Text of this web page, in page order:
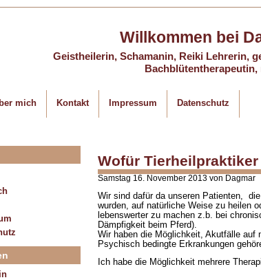
Willkommen bei
Geistheilerin, Schamanin, Reiki Lehrerin,
mich Kontakt Impressum Datenschutz
Wofür Tierheilpraktiker
Samstag 16. November 2013 von Dagmar
Wir sind dafür da unseren Patienten,
wurden, auf natürliche Weise zu heilen
lebenswerter zu machen z.b. bei
Dämpfigkeit beim Pferd).
Wir haben die Möglichkeit, Akutfälle auf
Psychisch bedingte Erkrankungen
Ich habe die Möglichkeit mehrere